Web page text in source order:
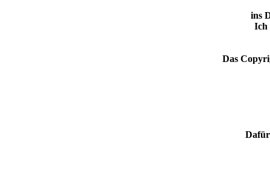
ins
Ich
Das
Dafür